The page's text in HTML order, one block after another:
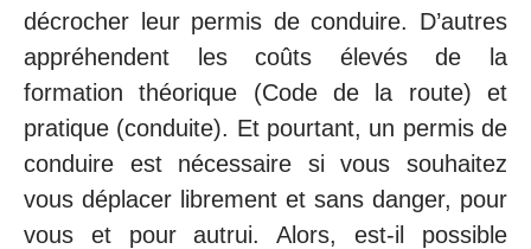
décrocher leur permis de conduire. D’autres
appréhendent les coûts élevés de la
formation théorique (Code de la route) et
pratique (conduite). Et pourtant, un permis de
conduire est nécessaire si vous souhaitez
vous déplacer librement et sans danger, pour
vous et pour autrui. Alors, est-il possible